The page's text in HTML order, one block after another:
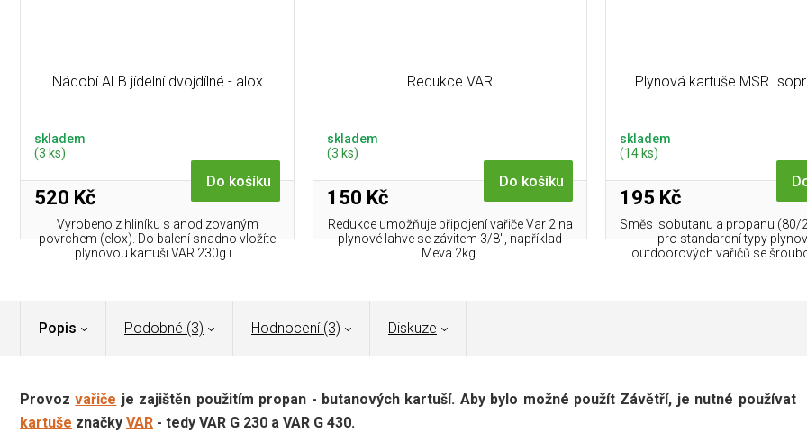
Nádobí ALB jídelní dvojdílné - alox
skladem
(3 ks)
520 Kč
Do košíku
Vyrobeno z hliníku s anodizovaným
povrchem (elox). Do balení snadno vložíte
plynovou kartuši VAR 230g i...
Redukce VAR
skladem
(3 ks)
150 Kč
Do košíku
Redukce umožňuje připojení vařiče Var 2 na
plynové lahve se závitem 3/8", například
Meva 2kg.
Plynová kartuše MSR
skladem
(14 ks)
195 Kč
Směs isobutanu a propanu (80/
pro standardní typy
outdoorových vařičů se
Popis Podobné (3) Hodnocení (3) Diskuze
Provozvařiče je zajištěn použitím propan - butanových kartuší. Aby bylo možné použít Závětří, je nutné používat
kartuše značky VAR - tedy VAR G 230 a VAR G 430.